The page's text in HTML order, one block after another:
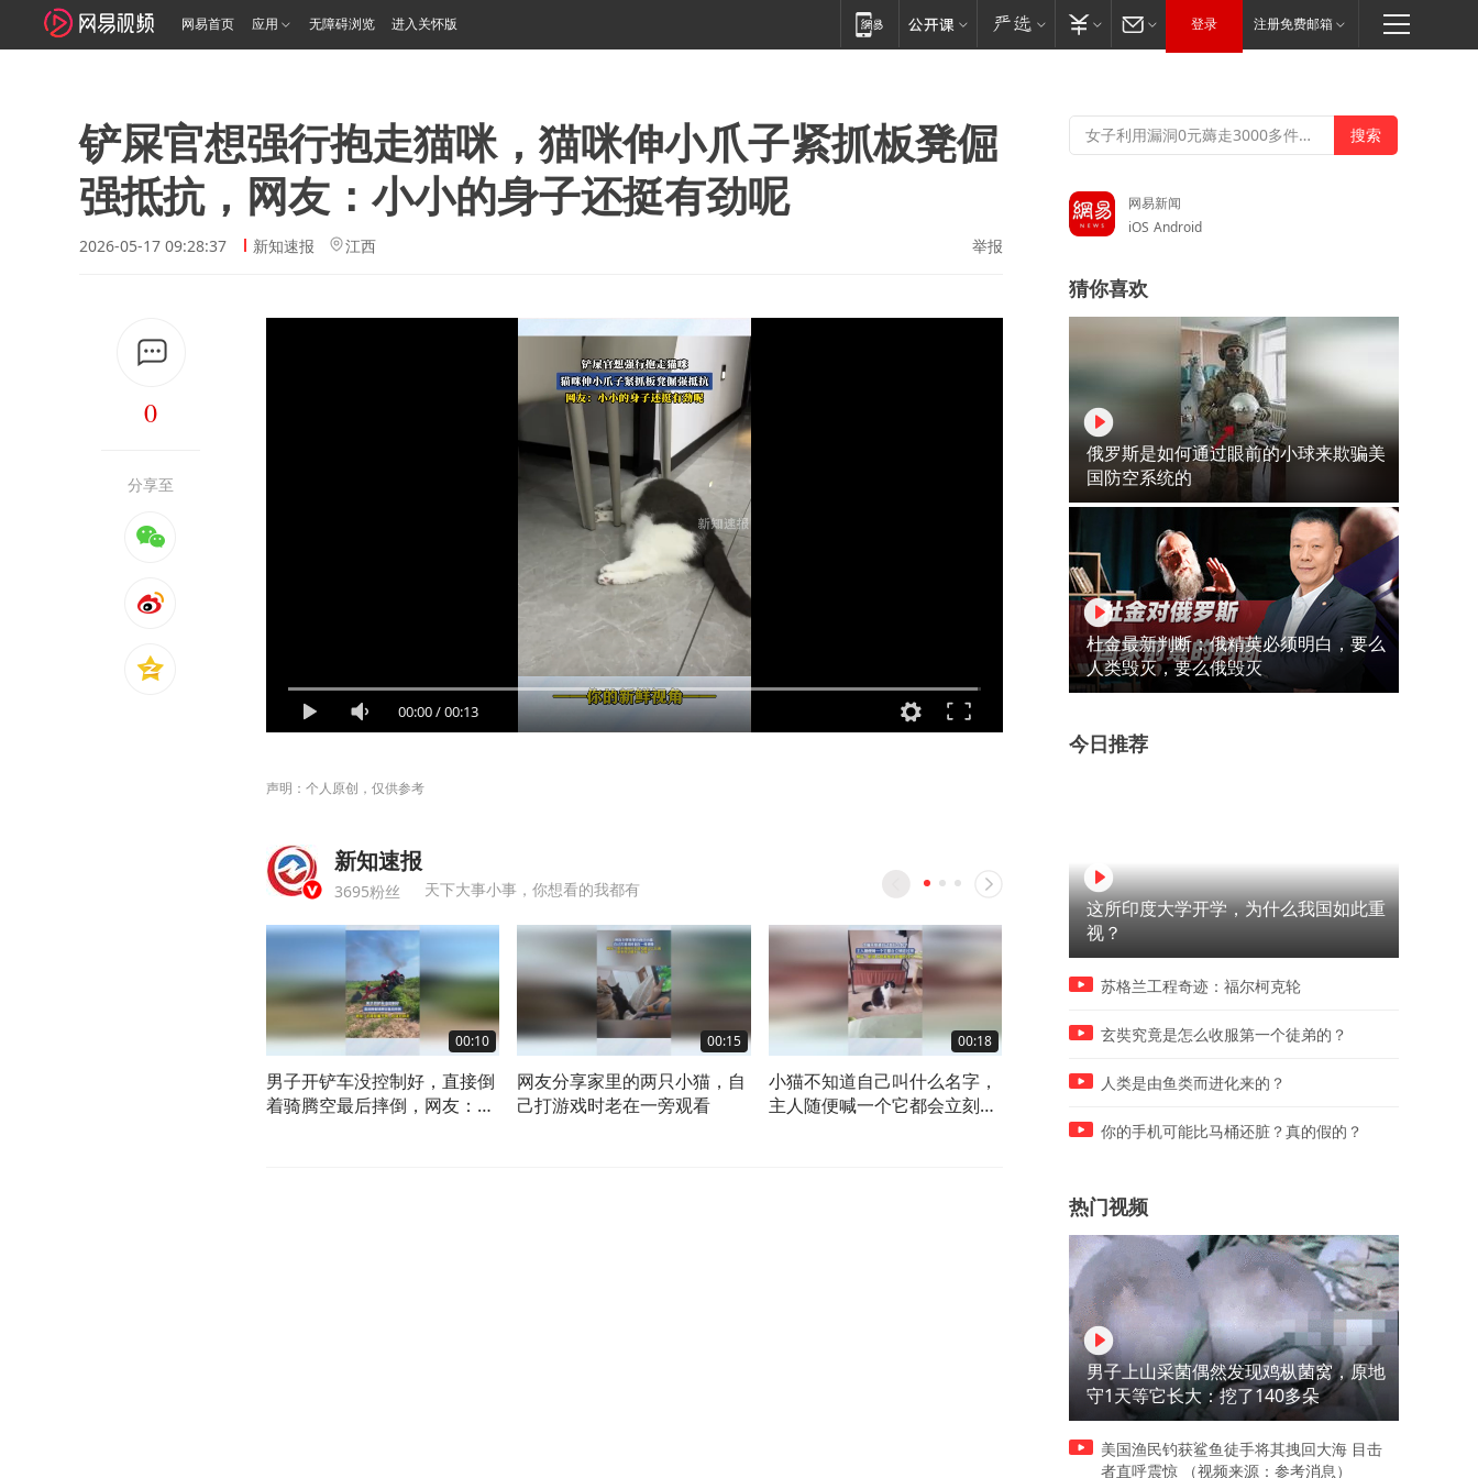
网易首页 应用 无障碍浏览 进入关怀版 登录 注册免费邮箱
铲屎官想强行抱走猫咪，猫咪伸小爪子紧抓板凳倔
强抵抗，网友：小小的身子还挺有劲呢
2026-05-17 09:28:37 新知速报 江西 举报
0
分享至
00:00/00:13
声明：个人原创，仅供参考
新知速报
3695粉丝 天下大事小事，你想看的我都有
00:10
男子开铲车没控制好，直接倒
着骑腾空最后摔倒，网友：后
00:15
网友分享家里的两只小猫，自
己打游戏时老在一旁观看
00:18
小猫不知道自己叫什么名字，
主人随便喊一个它都会立刻走
00:20
女孩的长眉毛，十分稀有
下雨路面有积水，女子不想
饭
网易新闻
iOS Android
猜你喜欢
俄罗斯是如何通过眼前的小球来欺骗美
国防空系统的
杜金最新判断：俄精英必须明白，要么
人类毁灭，要么俄毁灭
今日推荐
这所印度大学开学，为什么我国如此重
视？
苏格兰工程奇迹：福尔柯克轮
玄奘究竟是怎么收服第一个徒弟的？
人类是由鱼类而进化来的？
你的手机可能比马桶还脏？真的假的？
热门视频
男子上山采菌偶然发现鸡枞菌窝，原地
守1天等它长大：挖了140多朵
美国渔民钓获鲨鱼徒手将其拽回大海 目击
者直呼震惊 （视频来源：参考消息）